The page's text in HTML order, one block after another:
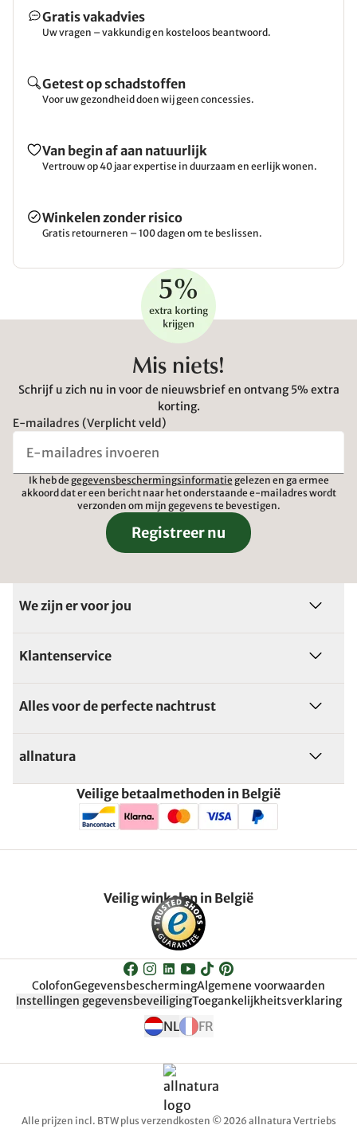
Gratis vakadvies
Uw vragen – vakkundig en kosteloos beantwoord.
Getest op schadstoffen
Voor uw gezondheid doen wij geen concessies.
Van begin af aan natuurlijk
Vertrouw op 40 jaar expertise in duurzaam en eerlijk wonen.
Winkelen zonder risico
Gratis retourneren – 100 dagen om te beslissen.
Mis niets!
Schrijf u zich nu in voor de nieuwsbrief en ontvang 5% extra
korting.
E-mailadres (Verplicht veld)
Ik heb de gegevensbeschermingsinformatie gelezen en ga ermee
akkoord dat er een bericht naar het onderstaande e-mailadres wordt
verzonden om mijn gegevens te bevestigen.
Registreer nu
We zijn er voor jou
Klantenservice
Alles voor de perfecte nachtrust
allnatura
Veilige betaalmethoden in België
Veilig winkelen in België
ColofonGegevensbeschermingAlgemene voorwaarden
Instellingen gegevensbeveiligingToegankelijkheitsverklaring
NL FR
Alle prijzen incl. BTW plus verzendkosten © 2026 allnatura Vertriebs